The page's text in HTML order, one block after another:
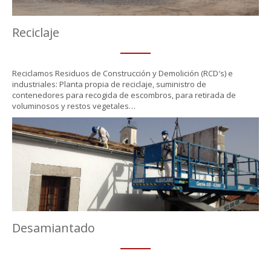
Reciclaje
Reciclamos Residuos de Construcción y Demolición (RCD′s) e
industriales: Planta propia de reciclaje, suministro de
contenedores para recogida de escombros, para retirada de
voluminosos y restos vegetales…
Desamiantado